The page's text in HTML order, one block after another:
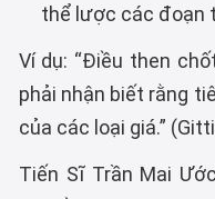
thể lược các đoạn
Ví dụ: “Điều then
phải nhận biết rằng
của các loại giá.”
Tiến Sĩ Trần Mai